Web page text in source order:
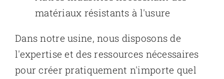
matériaux résistants à l'usure
Dans notre usine, nous disposons de
l'expertise et des ressources nécessaires
pour créer pratiquement n'importe quel